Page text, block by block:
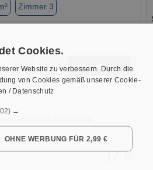
Zimmer 3
★ ➦ ➜
17 €
Cookies.
Website zu verbessern. Durch die
von Cookies gemäß unserer Cookie-
/ Datenschutz
→
OHNE WERBUNG FÜR 2,99 €